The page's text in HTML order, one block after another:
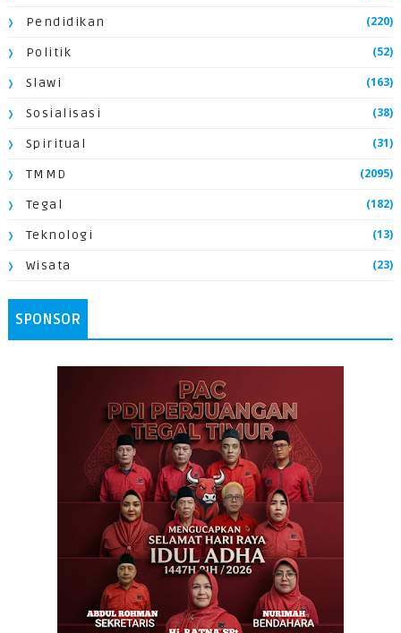
Pendidikan (220)
Politik (52)
Slawi (163)
Sosialisasi (38)
Spiritual (31)
TMMD (2095)
Tegal (182)
Teknologi (13)
Wisata (23)
SPONSOR